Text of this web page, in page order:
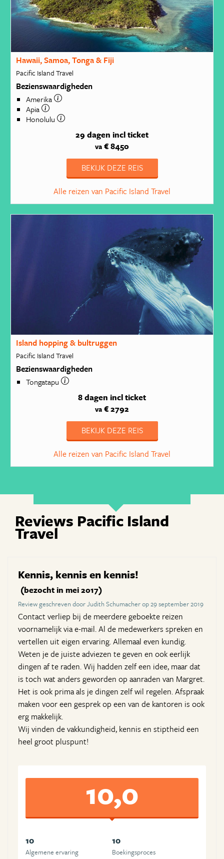
Hawaii, Samoa, Tonga & Fiji
Pacific Island Travel
Bezienswaardigheden
Amerika
Apia
Honolulu
29 dagen incl ticket
va € 8450
BEKIJK DEZE REIS
Alle reizen van Pacific Island Travel
Island hopping & bultruggen
Pacific Island Travel
Bezienswaardigheden
Tongatapu
8 dagen incl ticket
va € 2792
BEKIJK DEZE REIS
Alle reizen van Pacific Island Travel
Reviews Pacific Island
Travel
Kennis, kennis en kennis!
(bezocht in mei 2017)
Review geschreven door Judith Schumacher op 29 september 2019
Contact verliep bij de meerdere geboekte reizen
voornamelijk via e-mail. Al de medewerkers spreken en
vertellen uit eigen ervaring. Allemaal even kundig.
Weten je de juiste adviezen te geven en ook eerlijk
dingen af te raden. Wij hadden zelf een idee, maar dat
is toch wat anders geworden op aanraden van Margret.
Het is ook prima als je dingen zelf wil regelen. Afspraak
maken voor een gesprek op een van de kantoren is ook
erg makkelijk.
Wij vinden de vakkundigheid, kennis en stiptheid een
heel groot pluspunt!
10,0
10
Algemene ervaring
10
Boekingsproces